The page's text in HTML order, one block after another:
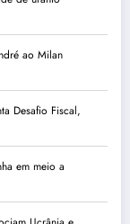
ao Milan
Desafio Fiscal,
em meio a